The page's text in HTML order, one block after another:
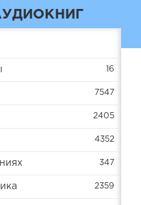
16
7547
2405
4352
347
2359